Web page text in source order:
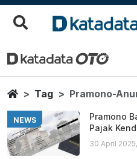
Pramono
Berita Terbaru
HomeTag Pramono-
NEWS
Pramono
Pajak
30 April